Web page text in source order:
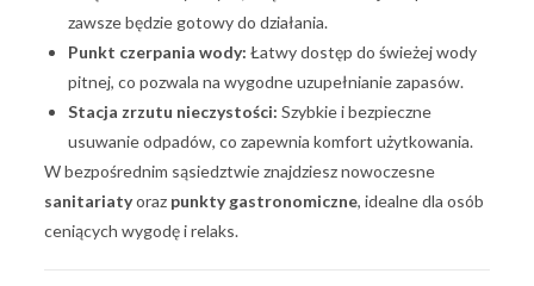
zawsze będzie gotowy do działania.
Punkt czerpania wody: Łatwy dostęp do świeżej wody
pitnej, co pozwala na wygodne uzupełnianie zapasów.
Stacja zrzutu nieczystości: Szybkie i bezpieczne
usuwanie odpadów, co zapewnia komfort użytkowania.
W bezpośrednim sąsiedztwie znajdziesz nowoczesne
sanitariatyoraz punkty gastronomiczne, idealne dla osób
ceniących wygodę i relaks.